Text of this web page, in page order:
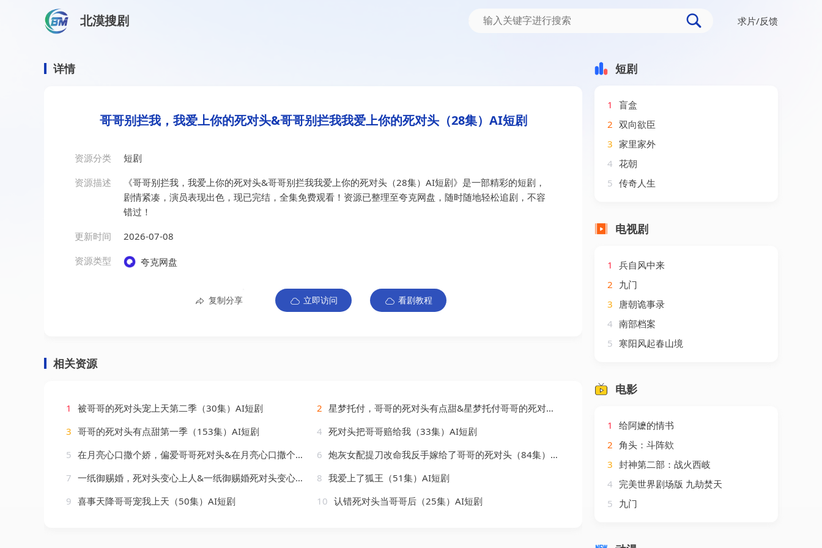
北漠搜剧 求片/反馈
哥哥别拦我，我爱上你的死对头&哥哥别拦我我爱上你的死对头（28集）AI短剧
详情
哥哥别拦我，我爱上你的死对头&哥哥别拦我我爱上你的死对头（28集）AI短剧
资源分类
短剧
资源描述
《哥哥别拦我，我爱上你的死对头&哥哥别拦我我爱上你的死对头（28集）AI短剧》是一部精彩的短剧，
剧情紧凑，演员表现出色，现已完结，全集免费观看！资源已整理至夸克网盘，随时随地轻松追剧，不容
错过！
更新时间
2026-07-08
资源类型
夸克网盘
复制分享 立即访问 看剧教程
相关资源
1 被哥哥的死对头宠上天第二季（30集）AI短剧 2 星梦托付，哥哥的死对头有点甜&星梦托付哥哥的死对头有点甜（113集）AI短剧
3 哥哥的死对头有点甜第一季（153集）AI短剧 4 死对头把哥哥赔给我（33集）AI短剧
5 在月亮心口撒个娇，偏爱哥哥死对头&在月亮心口撒个娇偏爱哥哥死对头（80集）AI短剧 6 炮灰女配提刀改命我反手嫁给了哥哥的死对头（84集）AI短剧
7 一纸御赐婚，死对头变心上人&一纸御赐婚死对头变心上人（43集）AI短剧 8 我爱上了狐王（51集）AI短剧
9 喜事天降哥哥宠我上天（50集）AI短剧 10 认错死对头当哥哥后（25集）AI短剧
短剧
1
盲盒
2 双向欲臣
3 家里家外
4 花朝
5 传奇人生
电视剧
1
兵自风中来
2 九门
3 唐朝诡事录
4 南部档案
5 寒阳风起春山境
电影
1
给阿嬷的情书
2 角头：斗阵欸
3 封神第二部：战火西岐
4 完美世界剧场版 九劫焚天
5 九门